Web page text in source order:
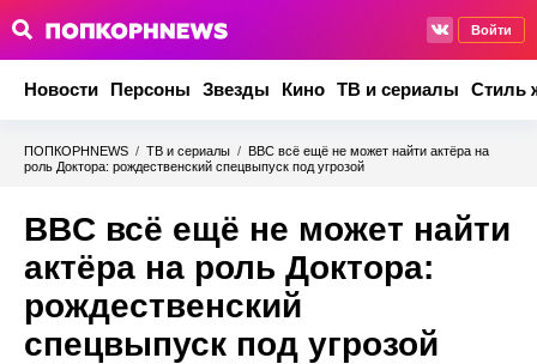
Войти
Новости Персоны Звезды Кино ТВ и сериалы Стиль
ПОПКОРНNEWS / ТВ и сериалы / BBC всё ещё не может найти актёра на
роль Доктора: рождественский спецвыпуск под угрозой
BBC всё ещё не может найти
актёра на роль Доктора:
рождественский
спецвыпуск под угрозой